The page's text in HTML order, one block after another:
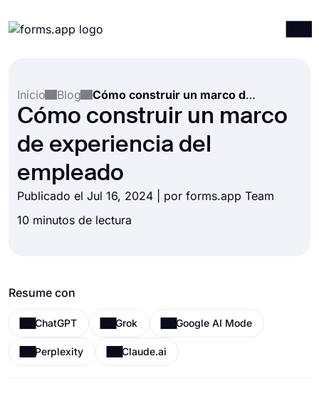
Integraciones
Plantillas
Recursos
Precios
Inicio
Blog Cómo construir un marco de experiencia del empleado
Cómo construir un marco
de experiencia del
empleado
Publicado el Jul 16, 2024 | por forms.app Team
10 minutos de lectura
Resume con
ChatGPT Grok Google AI Mode
Perplexity Claude.ai